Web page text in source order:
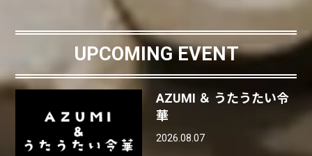
UPCOMING EVENT
AZUMI ＆ うたうたい令
華
2026.08.07